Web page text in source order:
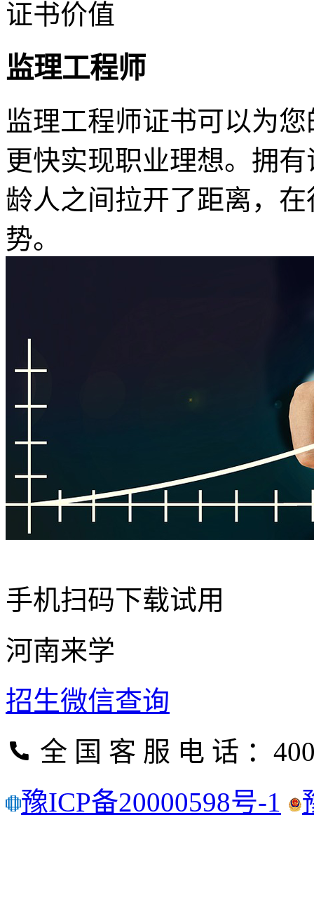
证书价值
监理工程师
监理工程师证书可以为
更快实现职业理想。拥
龄人之间拉开了距离，
势。
手机扫码下载试用
河南来学
招生微信查询
全 国 客 服 电 话 ：
豫ICP备20000598号-1